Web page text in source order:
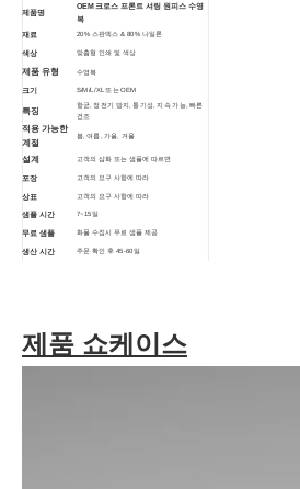
제품명
OEM 크로스 프론트 셔링 원피스 수영
복
재료
20% 스판덱스 & 80% 나일론
색상 맞춤형 인쇄 및 색상
제품 유형 수영복
크기 S/M/L/XL 또는 OEM
특징
항균, 정전기 방지, 통기성, 지속 가능, 빠른
건조
적용 가능한
계절
봄, 여름, 가을, 겨울
설계 고객의 삽화 또는 샘플에 따르면
포장 고객의 요구 사항에 따라
상표 고객의 요구 사항에 따라
샘플 시간 7~15일
무료 샘플 화물 수집시 무료 샘플 제공
생산 시간 주문 확인 후 45-60일
제품 쇼케이스